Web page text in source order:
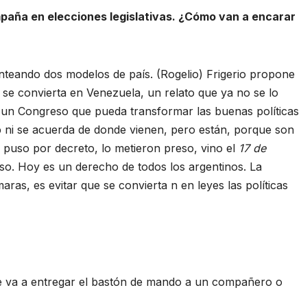
en elecciones legislativas. ¿Cómo van a encarar
dos modelos de país. (Rogelio) Frigerio propone
convierta en Venezuela, un relato que ya no se lo
Congreso que pueda transformar las buenas políticas
se acuerda de donde vienen, pero están, porque son
por decreto, lo metieron preso, vino el 17 de
Hoy es un derecho de todos los argentinos. La
es evitar que se convierta n en leyes las políticas
a entregar el bastón de mando a un compañero o